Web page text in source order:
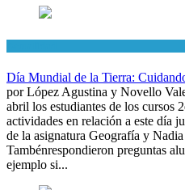
Día Mundial de la Tierra:
por López Agustina y Novello
abril los estudiantes de los cursos
actividades en relación a este día
de la asignatura Geografía y
Tambénrespondieron preguntas
ejemplo si...